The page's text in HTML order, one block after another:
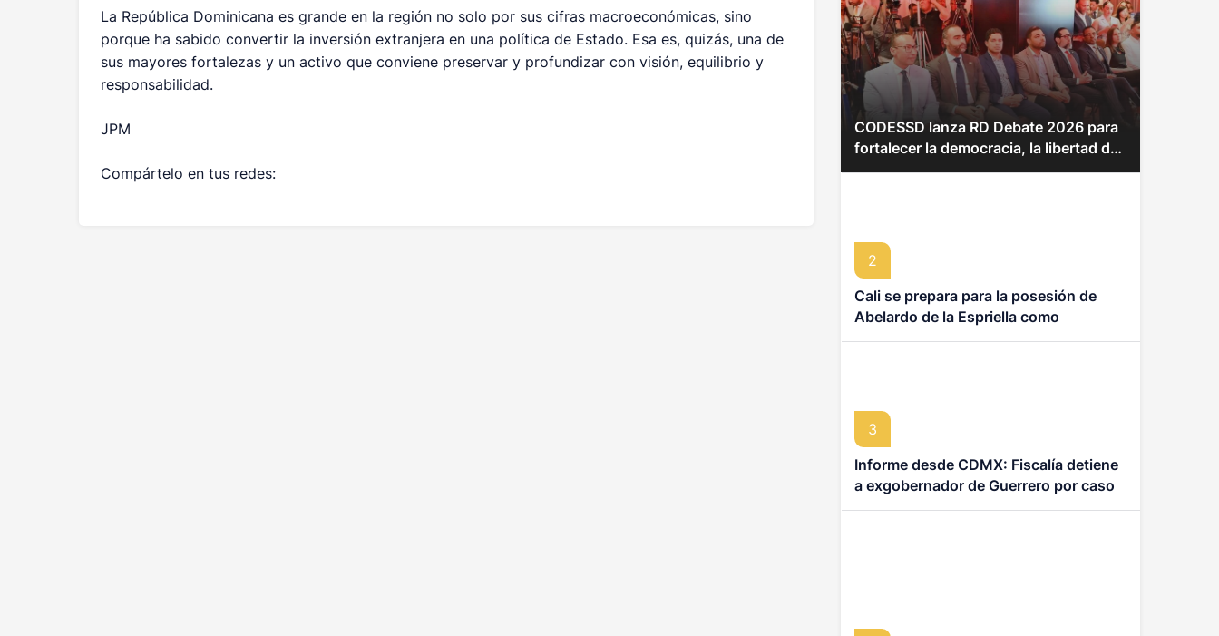
La República Dominicana es grande en la región no solo por sus cifras macroeconómicas, sino
porque ha sabido convertir la inversión extranjera en una política de Estado. Esa es, quizás, una de
sus mayores fortalezas y un activo que conviene preservar y profundizar con visión, equilibrio y
responsabilidad.
JPM
Compártelo en tus redes:
CODESSD lanza RD Debate 2026 para
fortalecer la democracia, la libertad de
expresión y la cultura del diálogo en
2
Cali se prepara para la posesión de
Abelardo de la Espriella como
presidente de Colombia
3
Informe desde CDMX: Fiscalía detiene
a exgobernador de Guerrero por caso
Ayotzinapa